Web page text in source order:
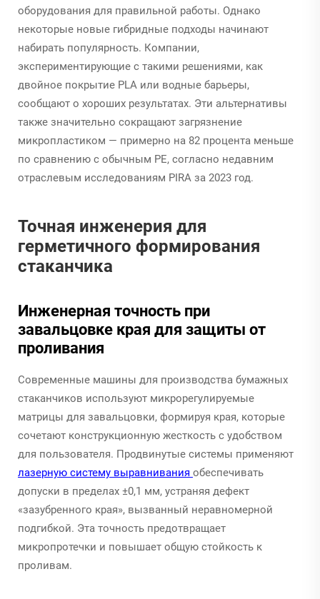
оборудования для правильной работы. Однако
некоторые новые гибридные подходы начинают
набирать популярность. Компании,
экспериментирующие с такими решениями, как
двойное покрытие PLA или водные барьеры,
сообщают о хороших результатах. Эти альтернативы
также значительно сокращают загрязнение
микропластиком — примерно на 82 процента меньше
по сравнению с обычным PE, согласно недавним
отраслевым исследованиям PIRA за 2023 год.
Точная инженерия для
герметичного формирования
стаканчика
Инженерная точность при
завальцовке края для защиты от
проливания
Современные машины для производства бумажных
стаканчиков используют микрорегулируемые
матрицы для завальцовки, формируя края, которые
сочетают конструкционную жесткость с удобством
для пользователя. Продвинутые системы применяют
лазерную систему выравнивания обеспечивать
допуски в пределах ±0,1 мм, устраняя дефект
«зазубренного края», вызванный неравномерной
подгибкой. Эта точность предотвращает
микропротечки и повышает общую стойкость к
проливам.